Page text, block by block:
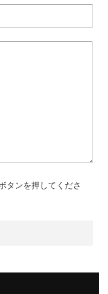
タンを押してくださ